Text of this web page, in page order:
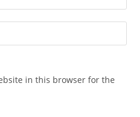
in this browser for the